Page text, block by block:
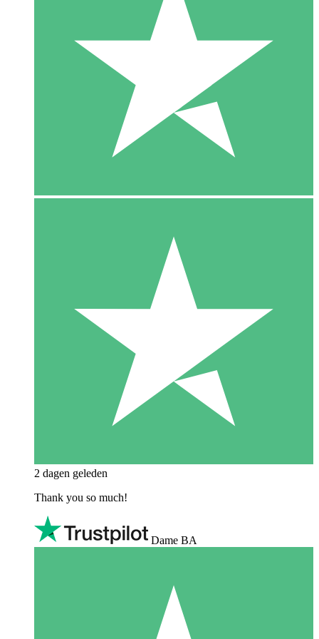
2 dagen geleden
Thank you so much!
Dame BA